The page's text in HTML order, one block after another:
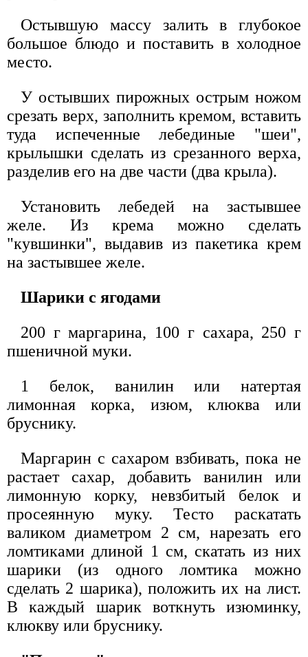
Остывшую массу залить в глубокое
большое блюдо и поставить в холодное
место.
У остывших пирожных острым ножом
срезать верх, заполнить кремом, вставить
туда испеченные лебединые "шеи",
крылышки сделать из срезанного верха,
разделив его на две части (два крыла).
Установить лебедей на застывшее
желе. Из крема можно сделать
"кувшинки", выдавив из пакетика крем
на застывшее желе.
Шарики с ягодами
200 г маргарина, 100 г сахара, 250 г
пшеничной муки.
1 белок, ванилин или натертая
лимонная корка, изюм, клюква или
бруснику.
Маргарин с сахаром взбивать, пока не
растает сахар, добавить ванилин или
лимонную корку, невзбитый белок и
просеянную муку. Тесто раскатать
валиком диаметром 2 см, нарезать его
ломтиками длиной 1 см, скатать из них
шарики (из одного ломтика можно
сделать 2 шарика), положить их на лист.
В каждый шарик воткнуть изюминку,
клюкву или бруснику.